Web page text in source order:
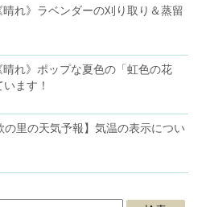
れ》ラベンダーの刈り取り＆蒸留
れ》ポップな夏色の「虹色の花
ます！
の里の天気予報】気温の表示につい